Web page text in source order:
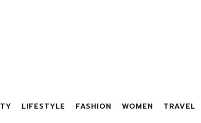
LIFESTYLE FASHION WOMEN TRAVEL